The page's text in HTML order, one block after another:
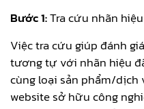
Bước 1:Tra cứu nhãn hiệu
Việc tra cứu giúp đánh
tương tự với nhãn hiệu
cùng loại sản phẩm/dịch
website sở hữu công